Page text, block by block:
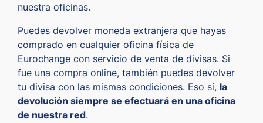
nuestra oficinas.
Puedes devolver moneda extranjera que hayas
comprado en cualquier oficina física de
Eurochange con servicio de venta de divisas. Si
fue una compra online, también puedes devolver
tu divisa con las mismas condiciones. Eso sí, la
devolución siempre se efectuará en una oficina
de nuestra red.